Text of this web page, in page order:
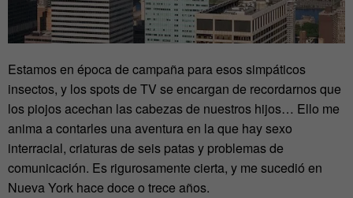
Estamos en época de campaña para esos simpáticos
insectos, y los spots de TV se encargan de recordarnos que
los piojos acechan las cabezas de nuestros hijos… Ello me
anima a contarles una aventura en la que hay sexo
interracial, criaturas de seis patas y problemas de
comunicación. Es rigurosamente cierta, y me sucedió en
Nueva York hace doce o trece años.